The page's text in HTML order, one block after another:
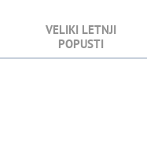
VELIKI LETNJI
POPUSTI